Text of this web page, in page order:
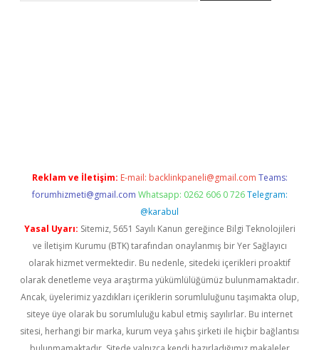
Reklam ve İletişim: E-mail: backlinkpaneli@gmail.com Teams:
forumhizmeti@gmail.com Whatsapp: 0262 606 0 726 Telegram:
@karabul
Yasal Uyarı: Sitemiz, 5651 Sayılı Kanun gereğince Bilgi Teknolojileri
ve İletişim Kurumu (BTK) tarafından onaylanmış bir Yer Sağlayıcı
olarak hizmet vermektedir. Bu nedenle, sitedeki içerikleri proaktif
olarak denetleme veya araştırma yükümlülüğümüz bulunmamaktadır.
Ancak, üyelerimiz yazdıkları içeriklerin sorumluluğunu taşımakta olup,
siteye üye olarak bu sorumluluğu kabul etmiş sayılırlar. Bu internet
sitesi, herhangi bir marka, kurum veya şahıs şirketi ile hiçbir bağlantısı